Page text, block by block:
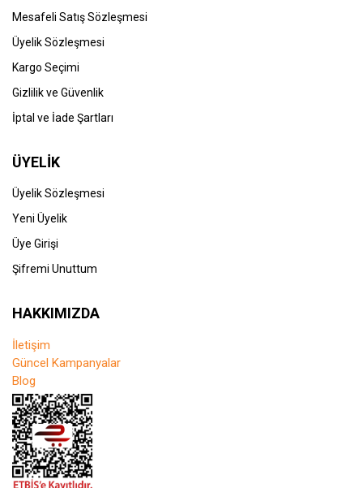
Mesafeli Satış Sözleşmesi
Üyelik Sözleşmesi
Kargo Seçimi
Gizlilik ve Güvenlik
İptal ve İade Şartları
ÜYELİK
Üyelik Sözleşmesi
Yeni Üyelik
Üye Girişi
Şifremi Unuttum
HAKKIMIZDA
İletişim
Güncel Kampanyalar
Blog